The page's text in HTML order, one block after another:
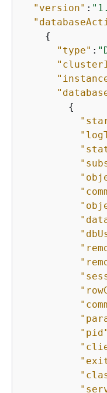
"version" :
{
"type" :
{
"pid"